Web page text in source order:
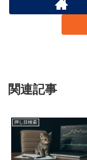
関連記事
押し目検索